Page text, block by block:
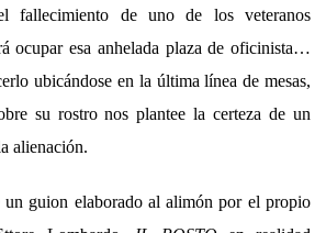
fallecimiento de uno de los veteranos
ocupar esa anhelada plaza de oficinista…
ubicándose en la última línea de mesas,
su rostro nos plantee la certeza de un
alienación.
guion elaborado al alimón por el propio